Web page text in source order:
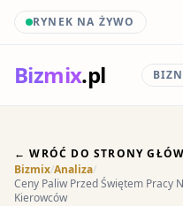
RYNEK NA ŻYWO
Bizmix.pl
← WRÓĆ DO STRONY
Bizmix/Analiza/
Ceny Paliw Przed Świętem Pracy
Kierowców